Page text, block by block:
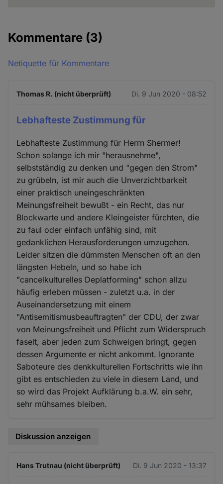
Kommentare (3)
Netiquette für Kommentare
Thomas R. (nicht überprüft) Di. 9 Jun 2020 - 08:52
Lebhafteste Zustimmung für
Lebhafteste Zustimmung für Herrn Shermer!
Schon solange ich mir "herausnehme",
selbstständig zu denken und "gegen den Strom"
zu grübeln, ist mir auch die Unverzichtbarkeit
einer praktisch uneingeschränkten
Meinungsfreiheit bewußt - ein Recht, das nur
Blockwarte und andere Kleingeister fürchten, die
zu faul oder einfach unfähig sind, mit
gedanklichen Herausforderungen umzugehen.
Leider sitzen die dümmsten Menschen oft an den
längsten Hebeln, und so habe ich
"cancelkulturelles Deplatforming" schon allzu
häufig erleben müssen - zuletzt u.a. in der
Auseinandersetzung mit einem
"Antisemitismusbeauftragten" der CDU, der zwar
von Meinungsfreiheit und Pflicht zum Widerspruch
faselt, aber jeden zum Schweigen bringt, gegen
dessen Argumente er nicht ankommt. Ignorante
Saboteure des denkkulturellen Fortschritts wie ihn
gibt es entschieden zu viele in diesem Land, und
so wird das Projekt Aufklärung b.a.W. ein sehr,
sehr mühsames bleiben.
Diskussion anzeigen
Hans Trutnau (nicht überprüft) Di. 9 Jun 2020 - 13:37